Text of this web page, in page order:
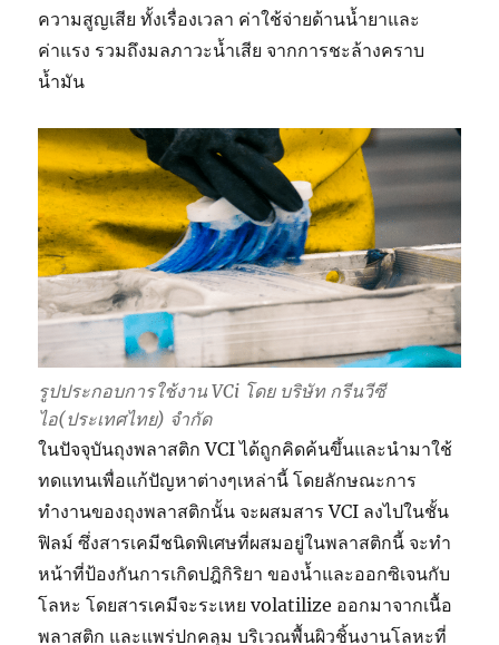
ความสูญเสีย ทั้งเรื่องเวลา ค่าใช้จ่ายด้านน้ำยาและ
ค่าแรง รวมถึงมลภาวะน้ำเสีย จากการชะล้างคราบ
น้ำมัน
รูปประกอบการใช้งาน VCi โดย บริษัท กรีนวีซี
ไอ(ประเทศไทย) จำกัด
ในปัจจุบันถุงพลาสติก VCI ได้ถูกคิดค้นขึ้นและนำมาใช้
ทดแทนเพื่อแก้ปัญหาต่างๆเหล่านี้ โดยลักษณะการ
ทำงานของถุงพลาสติกนั้น จะผสมสาร VCI ลงไปในชั้น
ฟิลม์ ซึ่งสารเคมีชนิดพิเศษที่ผสมอยู่ในพลาสติกนี้ จะทำ
หน้าที่ป้องกันการเกิดปฎิกิริยา ของน้ำและออกซิเจนกับ
โลหะ โดยสารเคมีจะระเหย volatilize ออกมาจากเนื้อ
พลาสติก และแพร่ปกคลุม บริเวณพื้นผิวชิ้นงานโลหะที่